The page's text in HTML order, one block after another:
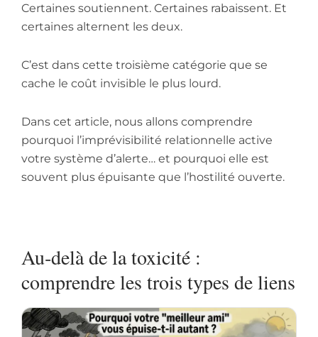
Certaines soutiennent. Certaines rabaissent. Et
certaines alternent les deux.
C’est dans cette troisième catégorie que se
cache le coût invisible le plus lourd.
Dans cet article, nous allons comprendre
pourquoi l’imprévisibilité relationnelle active
votre système d’alerte… et pourquoi elle est
souvent plus épuisante que l’hostilité ouverte.
Au‑delà de la toxicité :
comprendre les trois types de liens